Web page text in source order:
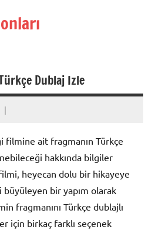
Dublaj Izle
filmine ait fragmanın Türkçe
hakkında bilgiler
heyecan dolu bir hikayeye
bir yapım olarak
fragmanını Türkçe dublajlı
için birkaç farklı seçenek